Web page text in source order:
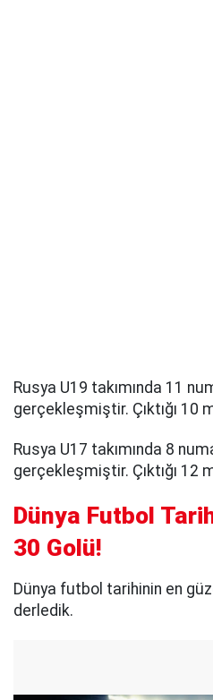
Rusya U19 takımında 11
gerçekleşmiştir. Çıktığı 10
Rusya U17 takımında 8
gerçekleşmiştir. Çıktığı 12
Dünya Futbol
30 Golü!
Dünya futbol tarihinin en
derledik.